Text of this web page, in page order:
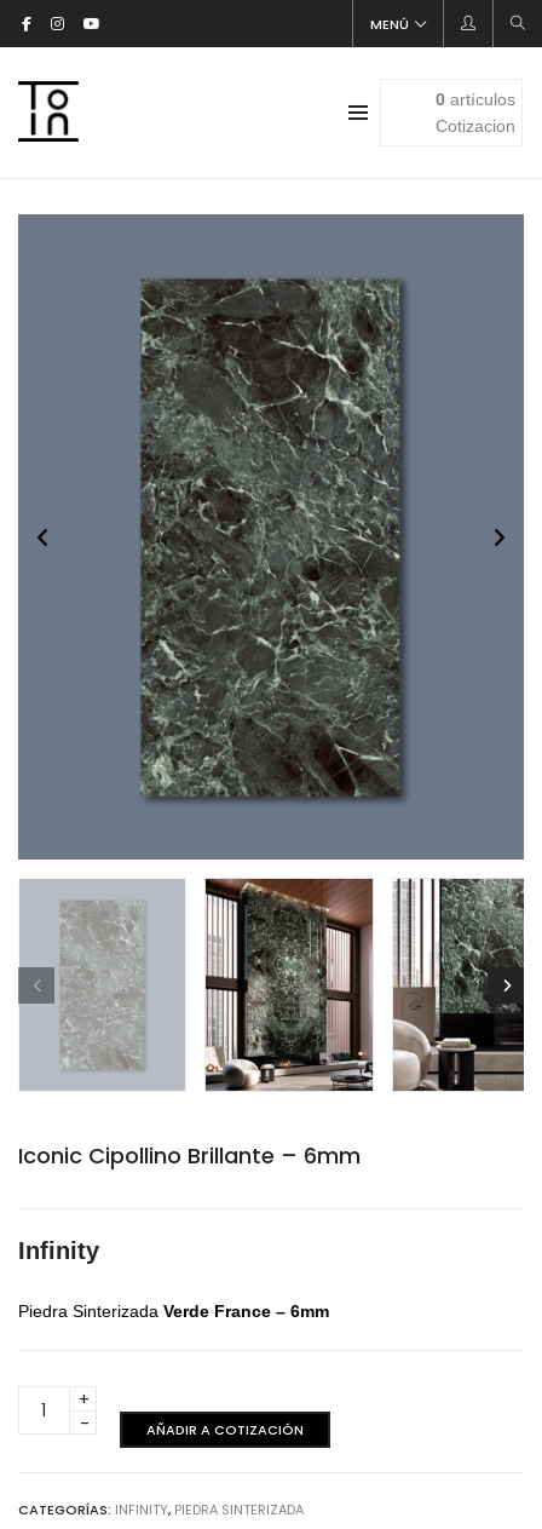
MENÚ
0artículos
Cotizacion
Iconic Cipollino Brillante – 6mm
Infinity
Piedra Sinterizada Verde France – 6mm
Cipollino
AÑADIR A COTIZACIÓN
CATEGORÍAS: INFINITY, PIEDRA SINTERIZADA